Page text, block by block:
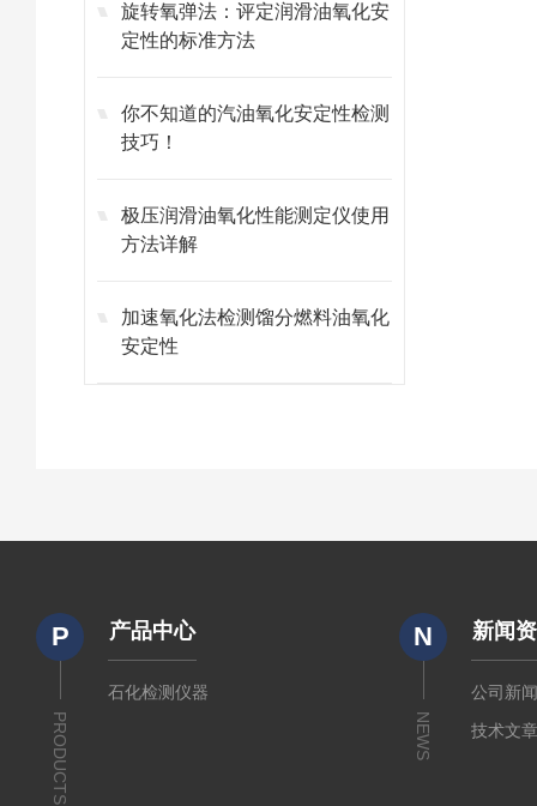
旋转氧弹法：评定润滑油氧化安
定性的标准方法
你不知道的汽油氧化安定性检测
技巧！
极压润滑油氧化性能测定仪使用
方法详解
加速氧化法检测馏分燃料油氧化
安定性
P
PRODUCTS
产品中心
石化检测仪器
N
NEWS
新闻
公司新
技术文